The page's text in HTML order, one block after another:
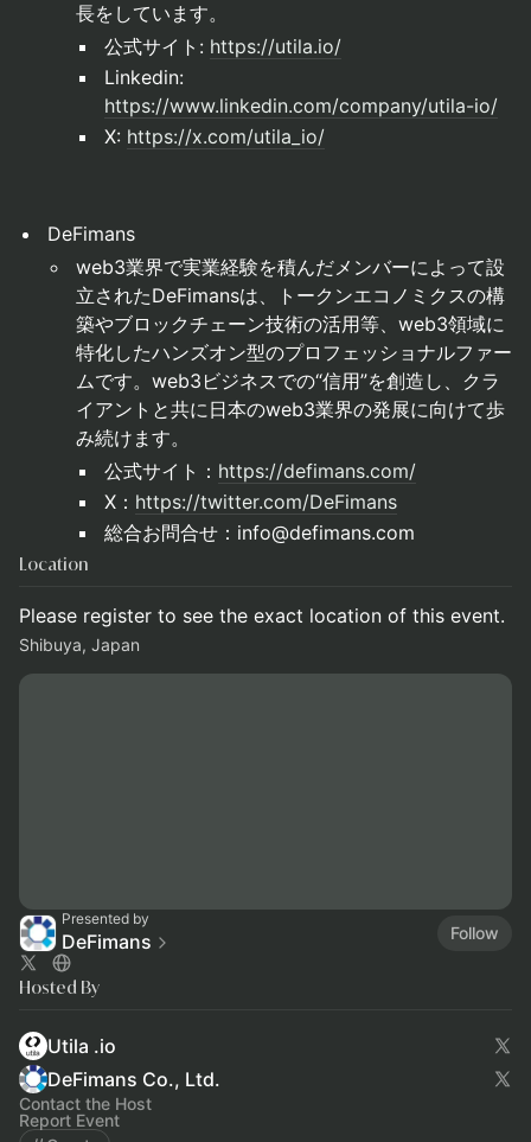
長をしています。
公式サイト: https://utila.io/
Linkedin:
https://www.linkedin.com/company/utila-io/
X: https://x.com/utila_io/
DeFimans
web3業界で実業経験を積んだメンバーによって設
立されたDeFimansは、トークンエコノミクスの構
築やブロックチェーン技術の活用等、web3領域に
特化したハンズオン型のプロフェッショナルファー
ムです。web3ビジネスでの“信用”を創造し、クラ
イアントと共に日本のweb3業界の発展に向けて歩
み続けます。
公式サイト： https://defimans.com/
X： https://twitter.com/DeFimans
総合お問合せ：info@defimans.com
Location
Please register to see the exact location of this event.
Shibuya, Japan
Presented by
DeFimans Follow
Hosted By
Utila .io
DeFimans Co., Ltd.
Contact the Host
Report Event